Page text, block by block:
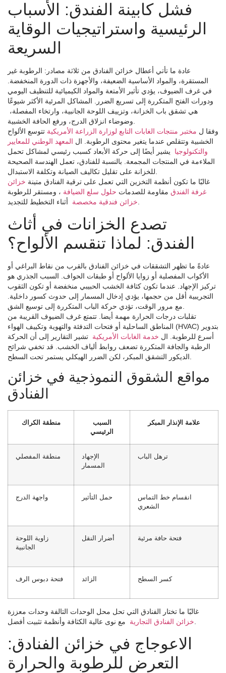
فشل كابينة الفندق: الأسباب
الرئيسية واستراتيجيات الوقاية
السريعة
عادة ما تأتي أعطال خزائن الفنادق من ثلاثة مصادر: الرطوبة غير
المستقرة، والمواد الأساسية الضعيفة، والأجهزة ذات الدورة المنخفضة.
في غرف الضيوف، يؤدي تأثير الأمتعة والمواد الكيميائية للتنظيف اليومي
ودورات الفتح المتكررة إلى تسريع الضرر. المشاكل المرئية الأكثر شيوعًا
هي تشقق باب الخزانة، وتزييف اللوحة الجانبية، وارتخاء المفصلة، ​​
وضوضاء انزلاق الدرج، ورفع الحافة الخشبية.
وفقا ل مختبر منتجات الغابات التابع لوزارة الزراعة الأمريكية تتوسع الألواح
الخشبية وتتقلص عندما يتغير محتوى الرطوبة. ال المعهد الوطني للمعايير
والتكنولوجيا
يشير أيضًا إلى حركة الأبعاد كسبب رئيسي لمشاكل تحمل
الملاءمة في المنتجات المجمعة. بالنسبة للفنادق، تعمل الهندسة الصحيحة
للخزانة على تقليل تكاليف الصيانة وتكلفة الاستبدال.
غالبًا ما تكون أنظمة التخزين التي تعمل على ترقية الفنادق متينة خزائن
غرفة الفندق مقاومة للصدمات حلول سلع الضيافة ، ومستقر للرطوبة
خزائن فندقية مخصصةأثناء التخطيط للتجديد.
تصدع الخزانات في أثاث
الفندق: لماذا تنقسم الألواح؟
عادةً ما تظهر التشققات في خزائن الفنادق بالقرب من نقاط البراغي أو
الأكواب المفصلية أو زوايا الألواح أو طبقات الحواف. السبب الجذري هو
تركيز الإجهاد. عندما تكون كثافة الخشب الحبيبي منخفضة أو تكون الثقوب
التجريبية أقل من حجمها، يؤدي إدخال المسمار إلى حدوث كسور داخلية.
تقلبات درجات الحرارة مهمة أيضا. تتمتع غرف الضيوف القريبة من
المناطق الساحلية أو فتحات التدفئة والتهوية وتكييف الهواء (HVAC) بتدوير
أسرع للرطوبة. ال خدمة الغابات الأمريكية تشير التقارير إلى أن الحركة
الرطبة والجافة المتكررة تضعف روابط ألياف الخشب. قد تخفي شرائح
مواقع الشقوق النموذجية في خزائن
الفنادق
منطقة الكراك
السبب
الرئيسي
علامة الإنذار المبكر
منطقة المفصلي
الإجهاد
المسمار
ترهل الباب
واجهة الدرج حمل التأثير
انقسام خط التماس
الشعري
زاوية اللوحة
الجانبية
أضرار النقل فتحة حافة مرئية
فتحة دبوس الرف الزائد كسر السطح
غالبًا ما تختار الفنادق التي تحل محل الوحدات التالفة وحدات معززة
خزائن الفنادق التجارية
الاعوجاج في خزائن الفنادق:
التعرض للرطوبة والحرارة